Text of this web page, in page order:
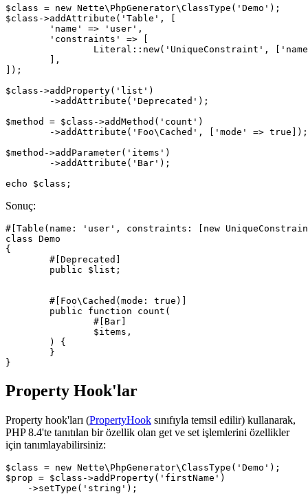
$class = new Nette\PhpGenerator\ClassType('Demo');
$class->addAttribute('Table', [
]);
$class->addProperty('list')
$method = $class->addMethod('count')
$method->addParameter('items')
Sonuç:
#[Table(name: 'user', constraints: [new
class Demo
{
Property Hook'lar
Property hook'ları (PropertyHook sınıfıyla temsil edilir) kullanarak,
PHP 8.4'te tanıtılan bir özellik olan get ve set işlemlerini özellikler
için tanımlayabilirsiniz:
$class = new Nette\PhpGenerator\ClassType('Demo');
$prop = $class->addProperty('firstName')
    ->setType('string');